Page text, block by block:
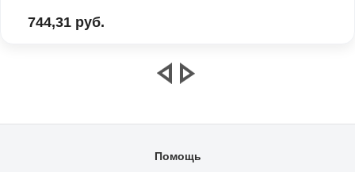
744,31 руб.
Помощь